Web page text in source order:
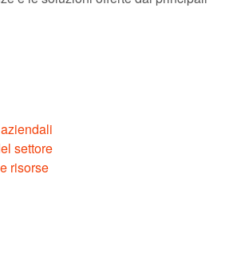
settore
risorse